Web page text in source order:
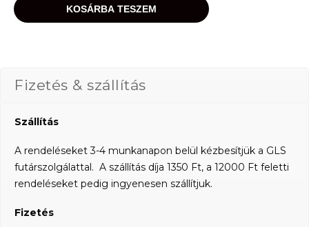
KOSÁRBA TESZEM
Fizetés & szállítás
Szállítás
A rendeléseket 3-4 munkanapon belül kézbesítjük a GLS
futárszolgálattal. A szállítás díja 1350 Ft, a 12000 Ft feletti
rendeléseket pedig ingyenesen szállítjuk.
Fizetés